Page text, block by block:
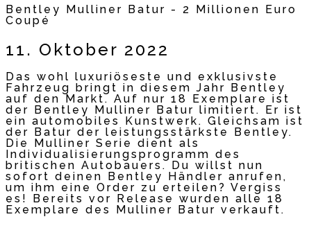
Bentley Mulliner Batur - 2 Millionen Euro
Coupé
11. Oktober 2022
Das wohl luxuriöseste und exklusivste
Fahrzeug bringt in diesem Jahr Bentley
auf den Markt. Auf nur 18 Exemplare ist
der Bentley Mulliner Batur limitiert. Er ist
ein automobiles Kunstwerk. Gleichsam ist
der Batur der leistungsstärkste Bentley.
Die Mulliner Serie dient als
Individualisierungsprogramm des
britischen Autobauers. Du willst nun
sofort deinen Bentley Händler anrufen,
um ihm eine Order zu erteilen? Vergiss
es! Bereits vor Release wurden alle 18
Exemplare des Mulliner Batur verkauft.